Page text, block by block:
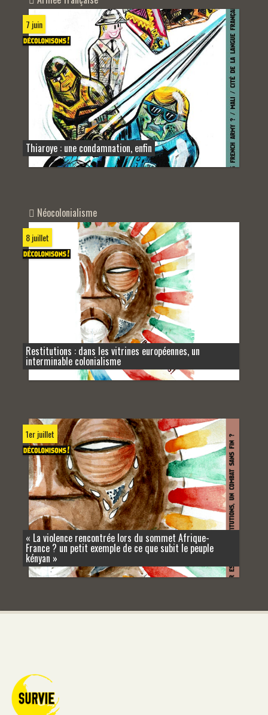
7 juin
Thiaroye : une condamnation, enfin
Néocolonialisme
8 juillet
Restitutions : dans les vitrines européennes, un
interminable colonialisme
1er juillet
« La violence rencontrée lors du sommet Afrique-
France ? un petit exemple de ce que subit le peuple
kényan »